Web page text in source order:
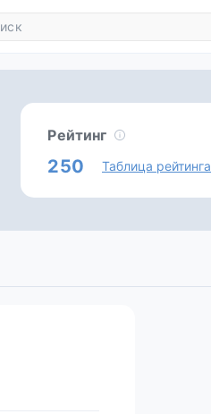
Рейтинг
250 Таблица рейтинга